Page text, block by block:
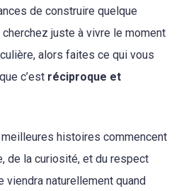
de construire quelque
juste à vivre le moment
alors faites ce qui vous
c’est réciproque et
histoires commencent
de la curiosité, et du respect
viendra naturellement quand